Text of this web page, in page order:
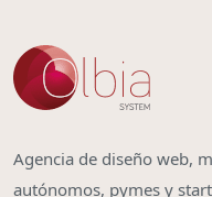
Agencia de diseño web,
autónomos, pymes y